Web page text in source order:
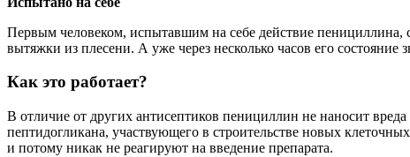
Первым человеком, испытавшим на себе действие пенициллина,
вытяжки из плесени. А уже через несколько часов его состояние
Как это работает?
В отличие от других антисептиков пенициллин не наносит
пептидогликана, участвующего в строительстве новых
и потому никак не реагируют на введение препарата.